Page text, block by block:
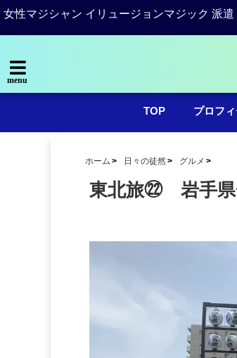
女性マジシャン イリュージョンマジック 派
menu
TOP プロフ
ホーム 日々の徒然 グルメ
東北旅㉒ 岩手県